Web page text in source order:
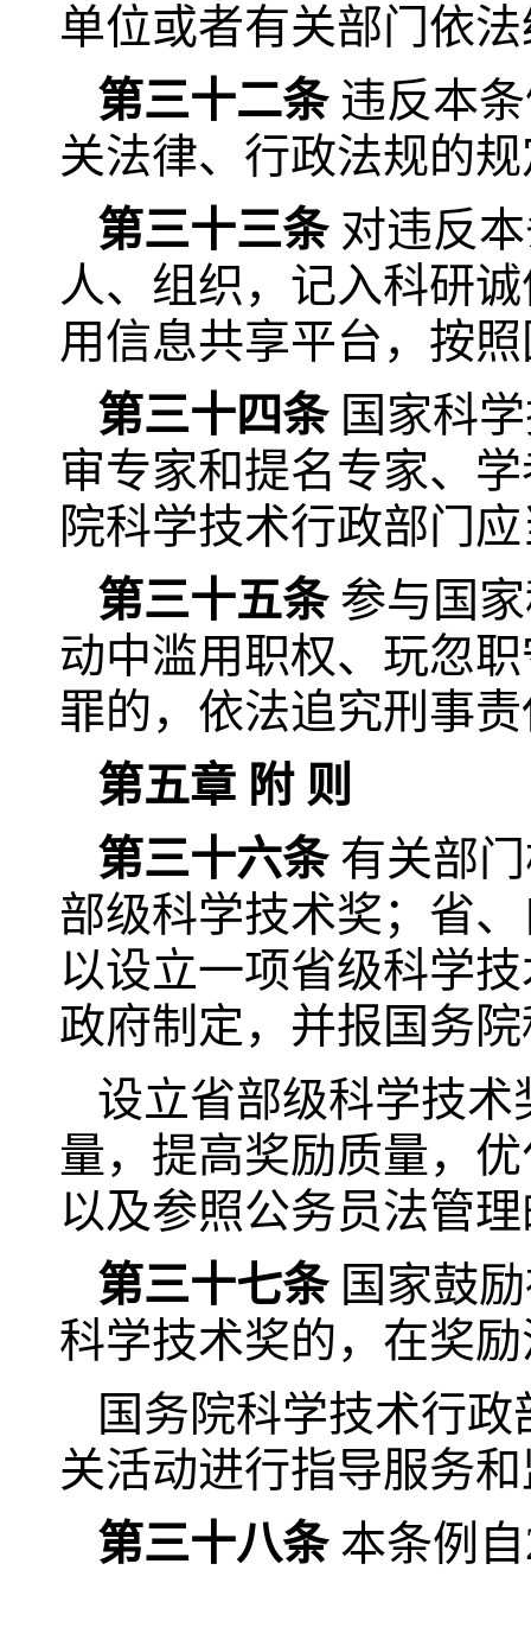
单位或者有关部门依
第三十二条违反本条
关法律、行政法规的
第三十三条对违反本
人、组织，记入科研
用信息共享平台，按
第三十四条国家科学
审专家和提名专家、
院科学技术行政部门
第三十五条参与国家
动中滥用职权、玩忽
罪的，依法追究刑事
第五章 附 则
第三十六条有关部门
部级科学技术奖；省
以设立一项省级科学
政府制定，并报国务
设立省部级科学技
量，提高奖励质量，
以及参照公务员法管
第三十七条国家鼓励
科学技术奖的，在奖
国务院科学技术行
关活动进行指导服务
第三十八条本条例自